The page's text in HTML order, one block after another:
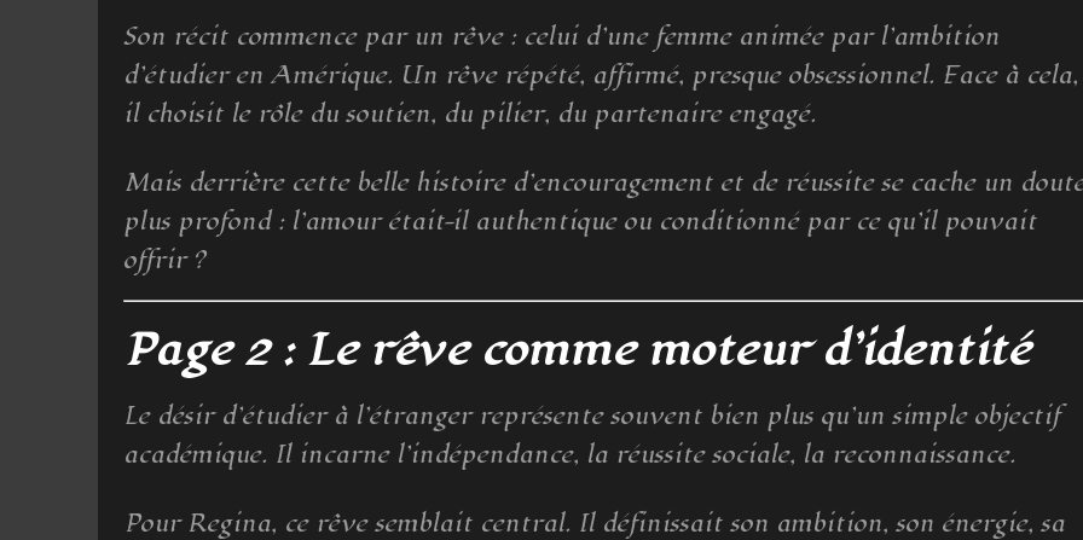
Son récit commence par un rêve : celui d’une femme animée par l’ambition
d’étudier en Amérique. Un rêve répété, affirmé, presque obsessionnel. Face à cela,
il choisit le rôle du soutien, du pilier, du partenaire engagé.
Mais derrière cette belle histoire d’encouragement et de réussite se cache un
plus profond : l’amour était-il authentique ou conditionné par ce qu’il pouvait
offrir ?
Page 2 : Le rêve comme moteur d’identité
Le désir d’étudier à l’étranger représente souvent bien plus qu’un simple objectif
académique. Il incarne l’indépendance, la réussite sociale, la reconnaissance.
Pour Regina, ce rêve semblait central. Il définissait son ambition, son énergie, sa